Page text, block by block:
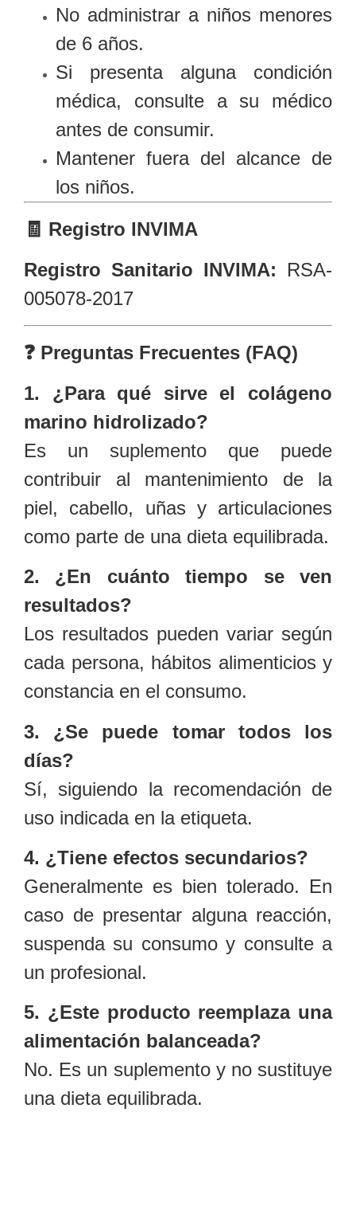
No administrar a niños menores
de 6 años.
Si presenta alguna condición
médica, consulte a su médico
antes de consumir.
Mantener fuera del alcance de
los niños.
🧾 Registro INVIMA
Registro Sanitario INVIMA: RSA-
005078-2017
❓ Preguntas Frecuentes (FAQ)
1. ¿Para qué sirve el colágeno
marino hidrolizado?
Es un suplemento que puede
contribuir al mantenimiento de la
piel, cabello, uñas y articulaciones
como parte de una dieta equilibrada.
2. ¿En cuánto tiempo se ven
resultados?
Los resultados pueden variar según
cada persona, hábitos alimenticios y
constancia en el consumo.
3. ¿Se puede tomar todos los
días?
Sí, siguiendo la recomendación de
uso indicada en la etiqueta.
4. ¿Tiene efectos secundarios?
Generalmente es bien tolerado. En
caso de presentar alguna reacción,
suspenda su consumo y consulte a
un profesional.
5. ¿Este producto reemplaza una
alimentación balanceada?
No. Es un suplemento y no sustituye
una dieta equilibrada.